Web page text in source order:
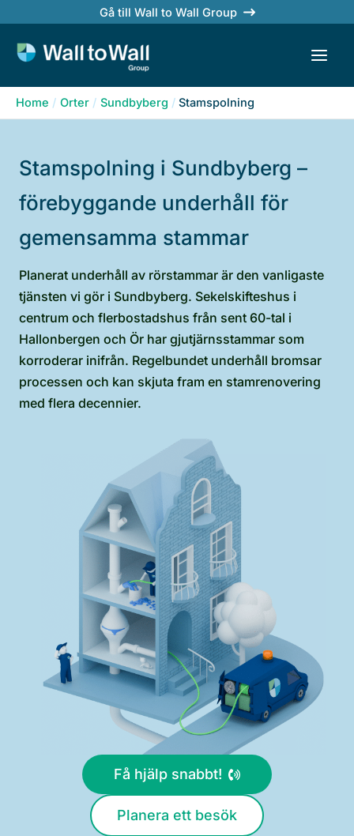
content
Gå till Wall to Wall Group
Home Orter Sundbyberg Stamspolning
Stamspolning i Sundbyberg –
förebyggande underhåll för
gemensamma stammar
Planerat underhåll av rörstammar är den vanligaste
tjänsten vi gör i Sundbyberg. Sekelskifteshus i
centrum och flerbostadshus från sent 60-tal i
Hallonbergen och Ör har gjutjärnsstammar som
korroderar inifrån. Regelbundet underhåll bromsar
processen och kan skjuta fram en stamrenovering
med flera decennier.
Få hjälp snabbt!
Planera ett besök